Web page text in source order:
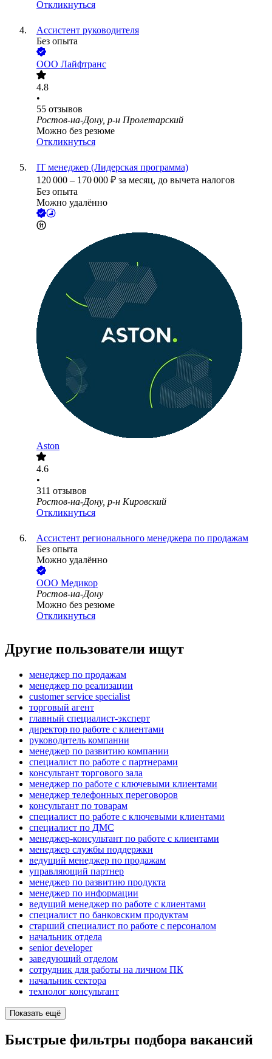
Откликнуться
Ассистент руководителя
Без опыта
ООО Лайфтранс
4.8
•
55 отзывов
Ростов-на-Дону, р-н Пролетарский
Можно без резюме
Откликнуться
IT менеджер (Лидерская программа)
120 000 – 170 000 ₽ за месяц, до вычета налогов
Без опыта
Можно удалённо
Aston
4.6
•
311 отзывов
Ростов-на-Дону, р-н Кировский
Откликнуться
Ассистент регионального менеджера по продажам
Без опыта
Можно удалённо
ООО Медикор
Ростов-на-Дону
Можно без резюме
Откликнуться
Другие пользователи ищут
менеджер по продажам
менеджер по реализации
customer service specialist
торговый агент
главный специалист-эксперт
директор по работе с клиентами
руководитель компании
менеджер по развитию компании
специалист по работе с партнерами
консультант торгового зала
менеджер по работе с ключевыми клиентами
менеджер телефонных переговоров
консультант по товарам
специалист по работе с ключевыми клиентами
специалист по ДМС
менеджер-консультант по работе с клиентами
менеджер службы поддержки
ведущий менеджер по продажам
управляющий партнер
менеджер по развитию продукта
менеджер по информации
ведущий менеджер по работе с клиентами
специалист по банковским продуктам
старший специалист по работе с персоналом
начальник отдела
senior developer
заведующий отделом
сотрудник для работы на личном ПК
начальник сектора
технолог консультант
Показать ещё
Быстрые фильтры подбора вакансий